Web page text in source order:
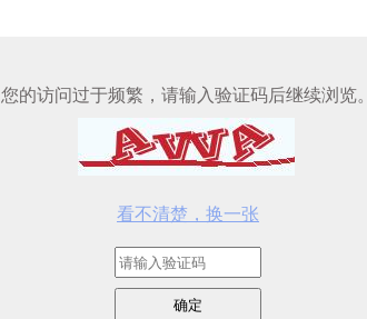
您的访问过于频繁，请输入验证码后继续浏览。
看不清楚，换一张